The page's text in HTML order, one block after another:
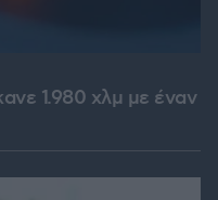
1.980 χλμ με έναν